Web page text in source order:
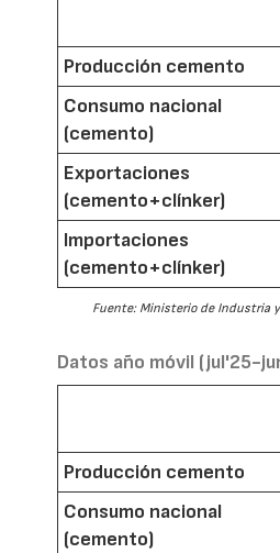
Producción cemento
Consumo nacional
(cemento)
Exportaciones
(cemento+clínker)
Importaciones
(cemento+clínker)
Fuente: Ministerio de Industria
Datos año móvil (jul'25-
Producción cemento
Consumo nacional
(cemento)